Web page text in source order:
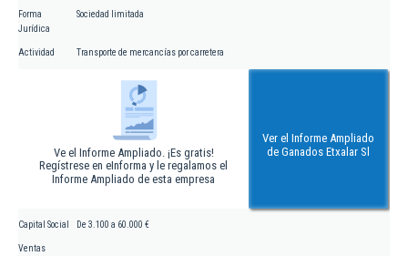
Forma
Jurídica
Sociedad limitada
Actividad Transporte de mercancías por carretera
Ve el Informe Ampliado. ¡Es gratis!
Regístrese en eInforma y le regalamos el
Informe Ampliado de esta empresa
Ver el Informe Ampliado
de Ganados Etxalar Sl
Capital Social De 3.100 a 60.000 €
Ventas